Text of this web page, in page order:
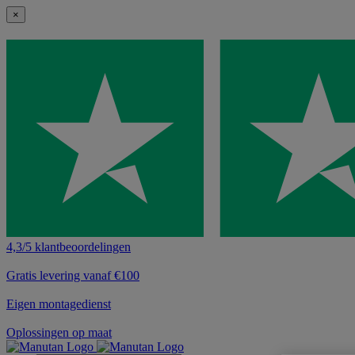
×
4,3/5 klantbeoordelingen
Gratis levering vanaf €100
Eigen montagedienst
Oplossingen op maat